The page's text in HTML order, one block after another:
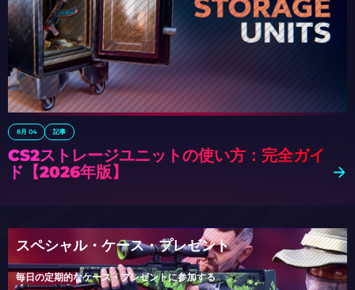
8月 04 記事
CS2ストレージユニットの使い方：完全ガイ
ド【2026年版】
スペシャル・ケース・プレゼント
毎日の定期的なケース・プレゼントに参加する